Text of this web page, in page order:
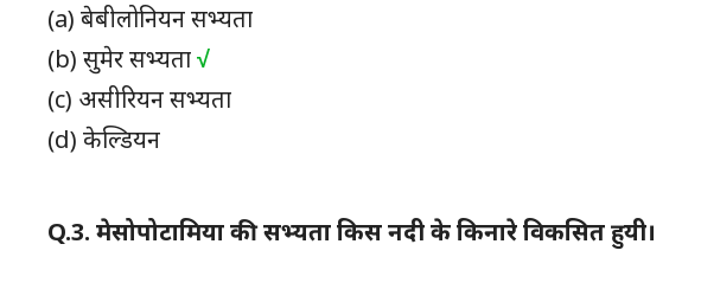
(a) बेबीलोनियन सभ्यता
(b) सुमेर सभ्यता√
(c) असीरियन सभ्यता
(d) केल्डियन
Q.3. मेसोपोटामिया की सभ्यता किस नदी के किनारे विकसित हुयी।